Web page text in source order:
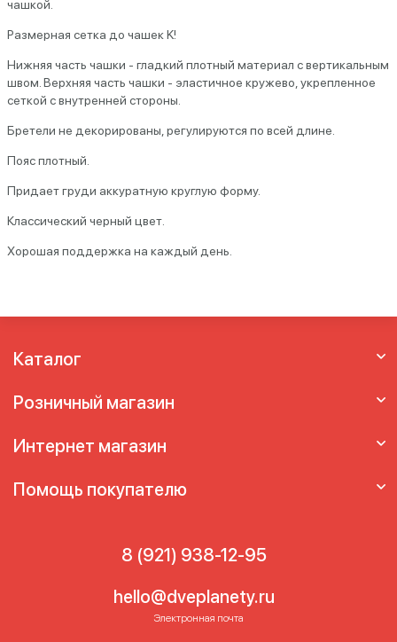
чашкой.
Размерная сетка до чашек K!
Нижняя часть чашки - гладкий плотный материал с вертикальным
швом. Верхняя часть чашки - эластичное кружево, укрепленное
сеткой с внутренней стороны.
Бретели не декорированы, регулируются по всей длине.
Пояс плотный.
Придает груди аккуратную круглую форму.
Классический черный цвет.
Хорошая поддержка на каждый день.
Каталог
Розничный магазин
Интернет магазин
Помощь покупателю
8 (921) 938-12-95
hello@dveplanety.ru
Электронная почта